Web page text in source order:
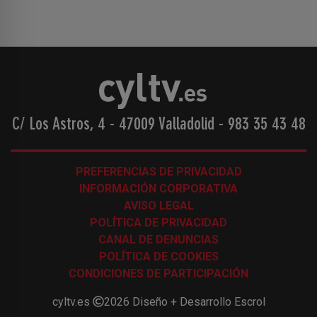
C/ Los Astros, 4 - 47009 Valladolid - 983 35 43 48
PREFERENCIAS DE PRIVACIDAD
INFORMACIÓN CORPORATIVA
AVISO LEGAL
POLÍTICA DE PRIVACIDAD
CANAL DE DENUNCIAS
POLÍTICA DE COOKIES
CONDICIONES DE PARTICIPACIÓN
cyltv.es 2026 Diseño + Desarrollo Escrol